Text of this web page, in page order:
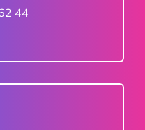
44